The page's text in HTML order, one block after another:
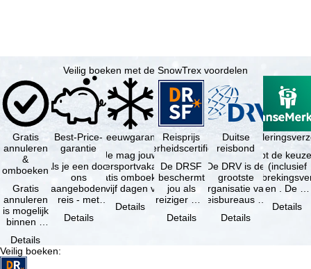
Veilig boeken met de SnowTrex voordelen
Gratis
annuleren
&
omboeken
Gratis
annuleren
is mogelijk
binnen 5
de
boeking,
als jouw
Details
Best-Price-
garantie
Als je een door
ons
aangeboden
reis - met
dezelfde inhoud
en
Details
Sneeuwgarantie
Je mag jouw
wintersportvakantie
gratis omboeken
als vijf dagen voor
Details
Reisprijs
zekerheidscertificaat
De DRSF
beschermt
jou als
reiziger met
pakketreis
Details
Duitse
reisbond
De DRV is de
grootste
organisatie van
reisbureaus en
in Duitsland. …
Details
Je hebt de
(inclusief
en . De …
Details
Veilig boeken: